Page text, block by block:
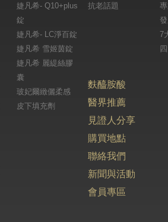
婕凡希- Q10+plus
錠
婕凡希- LC淨百錠
婕凡希 雪姬茵錠
婕凡希 麗緹絲膠
囊
玻妃爾緻儷柔感
皮下填充劑
抗老話題
7
麩醯胺酸
醫界推薦
見證人分享
購買地點
聯絡我們
新聞與活動
會員專區